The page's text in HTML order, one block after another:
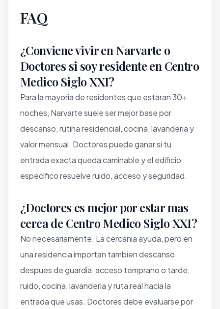
FAQ
¿Conviene vivir en Narvarte o
Doctores si soy residente en Centro
Medico Siglo XXI?
Para la mayoria de residentes que estaran 30+
noches, Narvarte suele ser mejor base por
descanso, rutina residencial, cocina, lavanderia y
valor mensual. Doctores puede ganar si tu
entrada exacta queda caminable y el edificio
especifico resuelve ruido, acceso y seguridad.
¿Doctores es mejor por estar mas
cerca de Centro Medico Siglo XXI?
No necesariamente. La cercania ayuda, pero en
una residencia importan tambien descanso
despues de guardia, acceso temprano o tarde,
ruido, cocina, lavanderia y ruta real hacia la
entrada que usas. Doctores debe evaluarse por